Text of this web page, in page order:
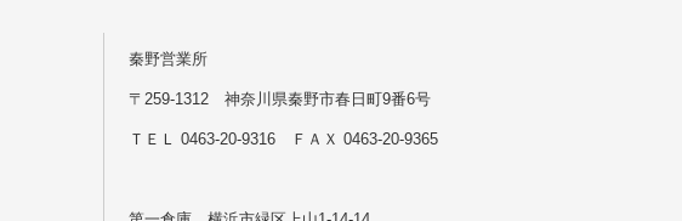
秦野営業所
〒259-1312 神奈川県秦野市春日町9番6号
ＴＥＬ 0463-20-9316 ＦＡＸ 0463-20-9365